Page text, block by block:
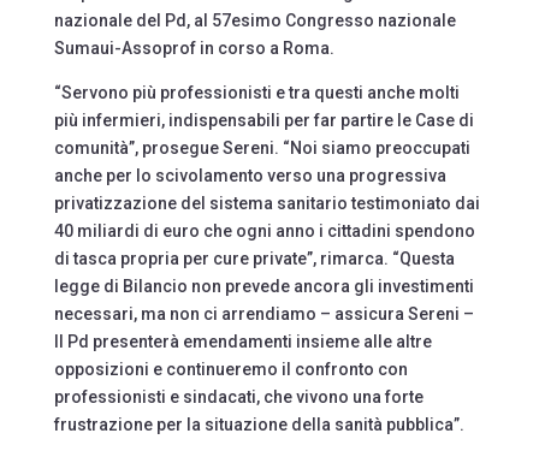
nazionale del Pd, al 57esimo Congresso nazionale
Sumaui-Assoprof in corso a Roma.
“Servono più professionisti e tra questi anche molti
più infermieri, indispensabili per far partire le Case di
comunità”, prosegue Sereni. “Noi siamo preoccupati
anche per lo scivolamento verso una progressiva
privatizzazione del sistema sanitario testimoniato dai
40 miliardi di euro che ogni anno i cittadini spendono
di tasca propria per cure private”, rimarca. “Questa
legge di Bilancio non prevede ancora gli investimenti
necessari, ma non ci arrendiamo – assicura Sereni –
Il Pd presenterà emendamenti insieme alle altre
opposizioni e continueremo il confronto con
professionisti e sindacati, che vivono una forte
frustrazione per la situazione della sanità pubblica”.